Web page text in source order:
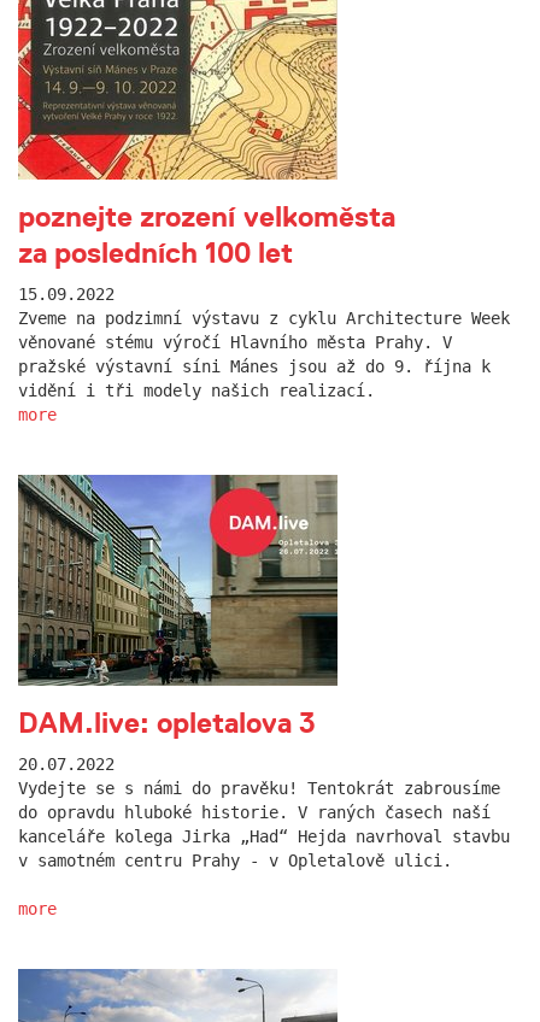
poznejte zrození velkoměsta
za posledních 100 let
15.09.2022
Zveme na podzimní výstavu z cyklu Architecture Week
věnované stému výročí Hlavního města Prahy. V
pražské výstavní síni Mánes jsou až do 9. října k
vidění i tři modely našich realizací.
more
DAM.live: opletalova 3
20.07.2022
Vydejte se s námi do pravěku! Tentokrát zabrousíme
do opravdu hluboké historie. V raných časech naší
kanceláře kolega Jirka „Had“ Hejda navrhoval stavbu
v samotném centru Prahy - v Opletalově ulici.
more